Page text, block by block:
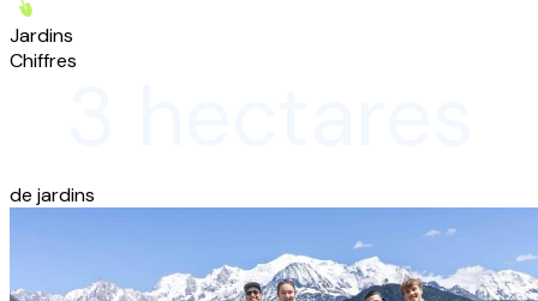
Jardins
Chiffres
de jardins